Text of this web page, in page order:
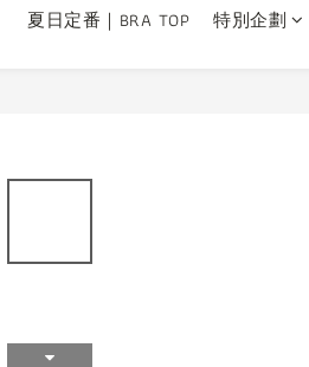
夏日定番｜BRA TOP
特別企劃